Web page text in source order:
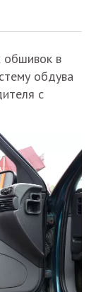
обшивок в
обдува
с